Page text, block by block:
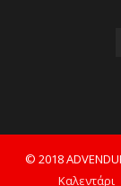
© 2018
Καλεντάρι